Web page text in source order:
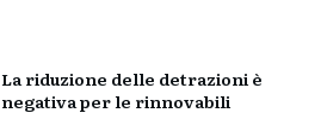
La riduzione delle detrazioni è
negativa per le rinnovabili